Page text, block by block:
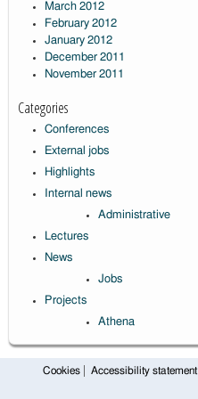
March 2012
February 2012
January 2012
December 2011
November 2011
Categories
Conferences
External jobs
Highlights
Internal news
Administrative
Lectures
News
Jobs
Projects
Athena
Cookies Accessibility statement